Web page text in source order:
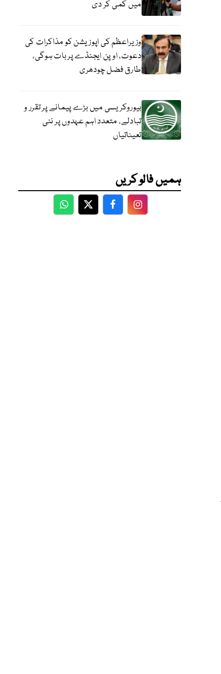
میں کمی کر دی
وزیراعظم کی اپوزیشن کو مذاکرات کی
دعوت، اوپن ایجنڈے پر بات ہوگی،
طارق فضل چودھری
بیوروکریسی میں بڑے پیمانے پر تقرر و
تبادلے، متعدد اہم عہدوں پر نئی
تعیناتیاں
ہمیں فالو کریں
WhatsApp
TwitterFacebookFacebook